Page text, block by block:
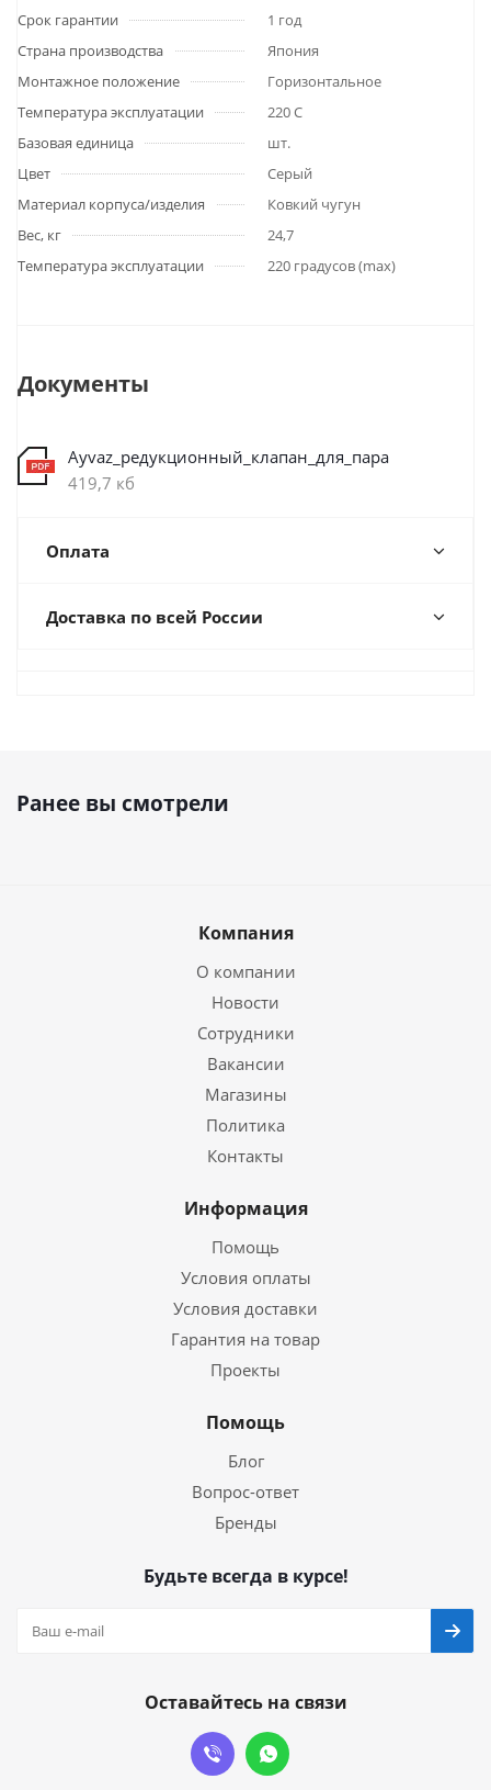
Срок гарантии
1 год
Страна производства
Япония
Монтажное положение
Горизонтальное
Температура эксплуатации
220 С
Базовая единица
шт.
Цвет
Серый
Материал корпуса/изделия
Ковкий чугун
Вес, кг
24,7
Температура эксплуатации
220 градусов (max)
Документы
Ayvaz_редукционный_клапан_для_пара
419,7 кб
Оплата
Доставка по всей России
Ранее вы смотрели
Компания
О компании
Новости
Сотрудники
Вакансии
Магазины
Политика
Контакты
Информация
Помощь
Условия оплаты
Условия доставки
Гарантия на товар
Проекты
Помощь
Блог
Вопрос-ответ
Бренды
Будьте всегда в курсе!
Оставайтесь на связи